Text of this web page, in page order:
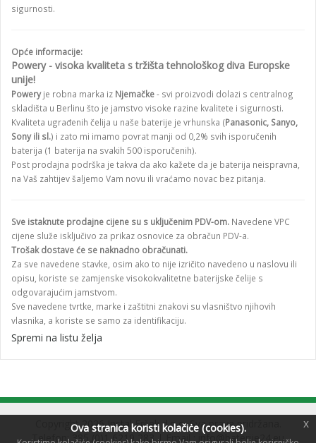
sigurnosti.
Opće informacije:
Powery - visoka kvaliteta s tržišta tehnološkog diva Europske
unije!
Poweryje robna marka iz Njemačke- svi proizvodi dolazi s centralnog
skladišta u Berlinu što je jamstvo visoke razine kvalitete i sigurnosti.
Kvaliteta ugrađenih čelija u naše baterije je vrhunska (Panasonic, Sanyo,
Sony ili sl.) i zato mi imamo povrat manji od 0,2% svih isporučenih
baterija (1 baterija na svakih 500 isporučenih).
Post prodajna podrška je takva da ako kažete da je baterija neispravna,
na Vaš zahtijev šaljemo Vam novu ili vraćamo novac bez pitanja.
Sve istaknute prodajne cijene su s uključenim PDV-om. Navedene VPC
cijene služe isključivo za prikaz osnovice za obračun PDV-a.
Trošak dostave će se naknadno obračunati.
Za sve navedene stavke, osim ako to nije izričito navedeno u naslovu ili
opisu, koriste se zamjenske visokokvalitetne baterijske čelije s
odgovarajućim jamstvom.
Sve navedene tvrtke, marke i zaštitni znakovi su vlasništvo njihovih
vlasnika, a koriste se samo za identifikaciju.
Spremi na listu želja
Copyright 2026 Instal Eršek d.o.o. Sva prava pridržana.
Telefon: 385 (0)1 6219 283 | Email : info@baterije24.eu
Ova stranica koristi kolačiċe (cookies). x